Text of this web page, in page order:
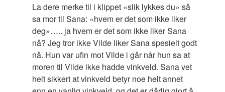
La dere merke til i klippet «slik lykkes du» så
sa mor til Sana: «hvem er det som ikke liker
deg»….. ja hvem er det som ikke liker Sana
nå? Jeg tror ikke Vilde liker Sana spesielt godt
nå. Hun var ufin mot Vilde i går når hun sa at
moren til Vilde ikke hadde vinkveld. Sana vet
helt sikkert at vinkveld betyr noe helt annet